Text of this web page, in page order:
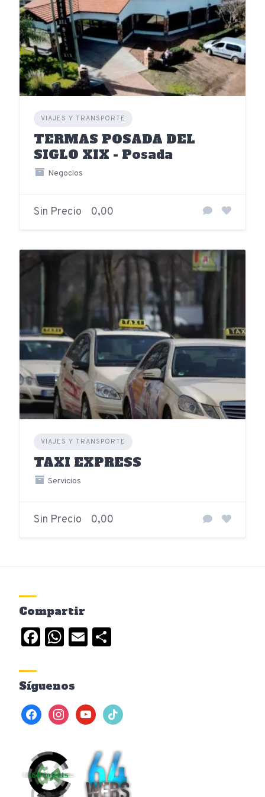
VIAJES Y TRANSPORTE
TERMAS POSADA DEL
SIGLO XIX - Posada
Negocios
Sin Precio 0,00
VIAJES Y TRANSPORTE
TAXI EXPRESS
Servicios
Sin Precio 0,00
Compartir
Facebook
WhatsApp
Email
Síguenos
facebookinstagramyoutubetiktok